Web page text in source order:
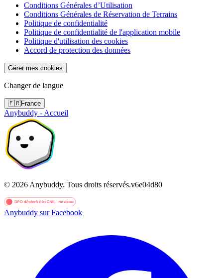
Conditions Générales d’Utilisation
Conditions Générales de Réservation de Terrains
Politique de confidentialité
Politique de confidentialité de l'application mobile
Politique d'utilisation des cookies
Accord de protection des données
Gérer mes cookies
Changer de langue
🇫🇷France
Anybuddy - Accueil
© 2026 Anybuddy. Tous droits réservés.v6e04d80
Anybuddy sur Facebook